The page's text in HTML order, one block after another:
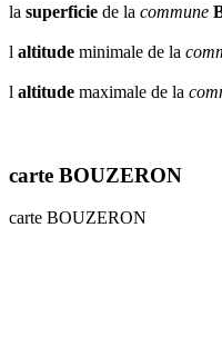
la superficie de la commune
l altitude minimale de la
l altitude maximale de la
carte BOUZERON
carte BOUZERON